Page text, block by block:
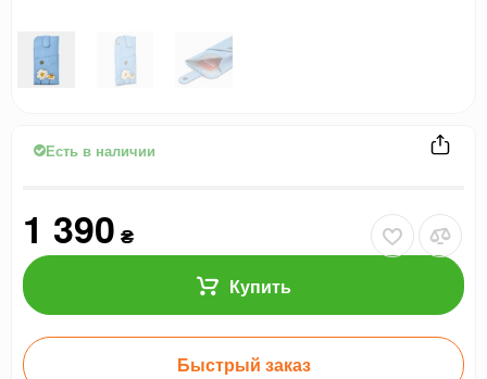
Есть в наличии
1 390 ₴
Купить
Быстрый заказ